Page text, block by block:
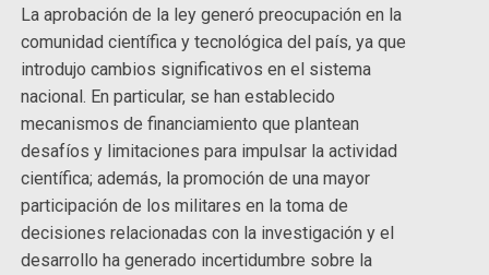
La aprobación de la ley generó preocupación en la
comunidad científica y tecnológica del país, ya que
introdujo cambios significativos en el sistema
nacional. En particular, se han establecido
mecanismos de financiamiento que plantean
desafíos y limitaciones para impulsar la actividad
científica; además, la promoción de una mayor
participación de los militares en la toma de
decisiones relacionadas con la investigación y el
desarrollo ha generado incertidumbre sobre la